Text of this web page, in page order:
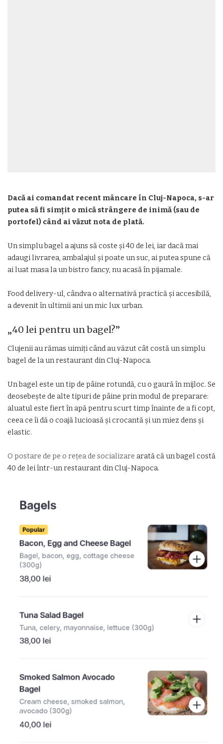
Dacă ai comandat recent mâncare în Cluj-Napoca, s-ar
putea să fi simțit o mică strângere de inimă (sau de
portofel) când ai văzut nota de plată.
Un simplu bagel a ajuns să coste și 40 de lei, iar dacă mai
adaugi livrarea, ambalajul și poate un suc, ai putea spune că
ai luat masa la un bistro fancy, nu acasă în pijamale.
Food delivery-ul, cândva o alternativă practică și accesibilă,
a devenit în ultimii ani un mic lux urban.
„40 lei pentru un bagel?”
Clujenii au rămas uimiți când au văzut cât costă un simplu
bagel de la un restaurant din Cluj-Napoca.
Un bagel este un tip de pâine rotundă, cu o gaură în mijloc. Se
deosebește de alte tipuri de pâine prin modul de preparare:
aluatul este fiert în apă pentru scurt timp înainte de a fi copt,
ceea ce îi dă o coajă lucioasă și crocantă și un miez dens și
elastic.
O postare de pe o rețea de socializare arată că un bagel costă
40 de lei într-un restaurant din Cluj-Napoca.